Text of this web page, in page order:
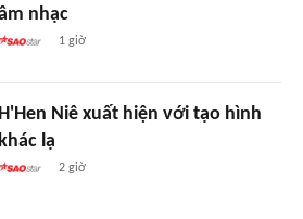
nhạc
1 giờ
H'Hen Niê xuất hiện với tạo hình
khác lạ
2 giờ